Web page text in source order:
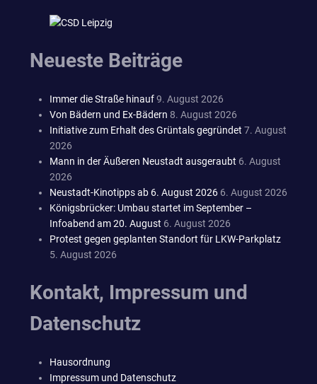
Neueste Beiträge
Immer die Straße hinauf9. August 2026
Von Bädern und Ex-Bädern 8. August 2026
Initiative zum Erhalt des Grüntals gegründet 7. August
2026
Mann in der Äußeren Neustadt ausgeraubt 6. August
2026
Neustadt-Kinotipps ab 6. August 2026 6. August 2026
Königsbrücker: Umbau startet im September –
Infoabend am 20. August 6. August 2026
Protest gegen geplanten Standort für LKW-Parkplatz
5. August 2026
Kontakt, Impressum und
Datenschutz
Hausordnung
Impressum und Datenschutz